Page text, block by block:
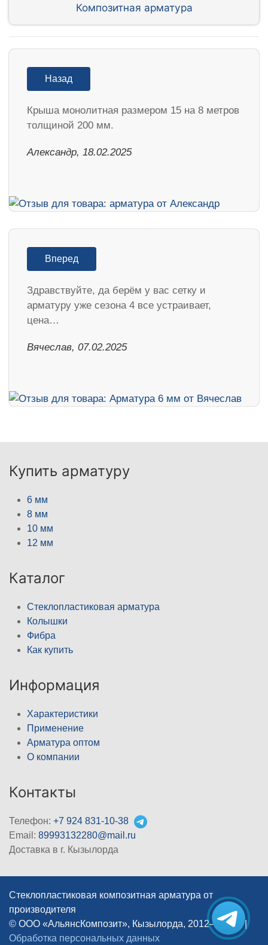
Композитная арматура
Назад
Крыша монолитная размером 15 на 8 метров
толщиной 200 мм.
Александр, 18.02.2025
Вперед
Здравствуйте, да берём у вас сетку и
арматуру уже сезона 4 все устраивает,
цена…
Вячеслав, 07.02.2025
Купить арматуру
6 мм
8 мм
10 мм
12 мм
Каталог
Стеклопластиковая арматура
Колышки
Фибра
Как купить
Информация
Характеристики
Применение
Арматура оптом
О компании
Контакты
Телефон: +7 924 831-10-38
Email: 89993132280@mail.ru
Доставка в г. Кызылорда
Стеклопластиковая композитная арматура от
производителя
© ООО «АльянсКомпозит», Кызылорда, 2012–2026
|
Обработка персональных данных